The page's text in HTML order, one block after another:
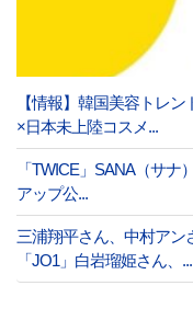
【情報】韓国美容トレ
×日本未上陸コスメ...
「TWICE」SANA（サナ
アップ公...
三浦翔平さん、中村アン
「JO1」白岩瑠姫さん、...